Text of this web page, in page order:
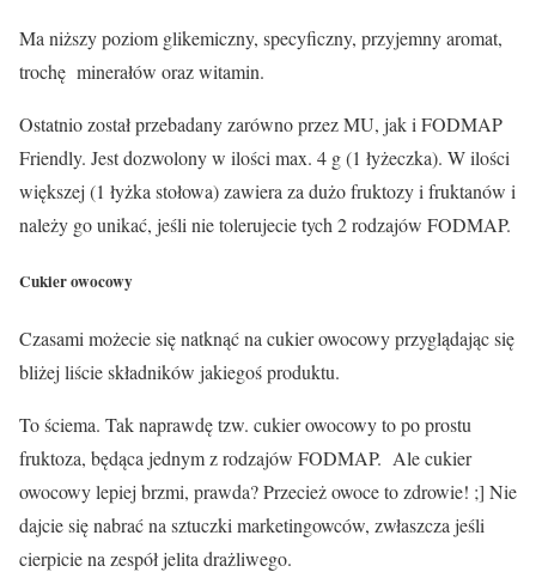
Ma niższy poziom glikemiczny, specyficzny, przyjemny aromat,
trochę minerałów oraz witamin.
Ostatnio został przebadany zarówno przez MU, jak i FODMAP
Friendly. Jestdozwolony w ilości max. 4 g(1 łyżeczka). W ilości
większej (1 łyżka stołowa) zawiera za dużo fruktozy i fruktanów i
należy go unikać, jeśli nie tolerujecie tych 2 rodzajów FODMAP.
Cukier owocowy
Czasami możecie się natknąć na cukier owocowy przyglądając się
bliżej liście składników jakiegoś produktu.
To ściema. Tak naprawdę tzw. cukier owocowy to po prostu
fruktoza, będąca jednym z rodzajów FODMAP. Ale cukier
owocowy lepiej brzmi, prawda? Przecież owoce to zdrowie! ;] Nie
dajcie się nabrać na sztuczki marketingowców, zwłaszcza jeśli
cierpicie na zespół jelita drażliwego.